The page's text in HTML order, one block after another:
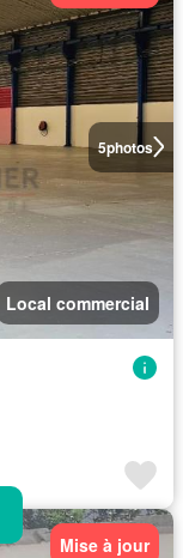
5photos
Local commercial
Mise à jour